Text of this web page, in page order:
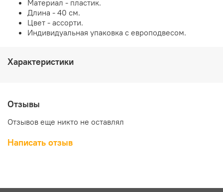
Материал - пластик.
Длина - 40 см.
Цвет - ассорти.
Индивидуальная упаковка с европодвесом.
Характеристики
Отзывы
Отзывов еще никто не оставлял
Написать отзыв